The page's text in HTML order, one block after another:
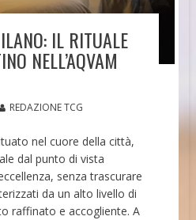
IL RITUALE
NELL’AQVAM
REDAZIONE TCG
nel cuore della città,
dal punto di vista
senza trascurare
da un alto livello di
raffinato e accogliente. A